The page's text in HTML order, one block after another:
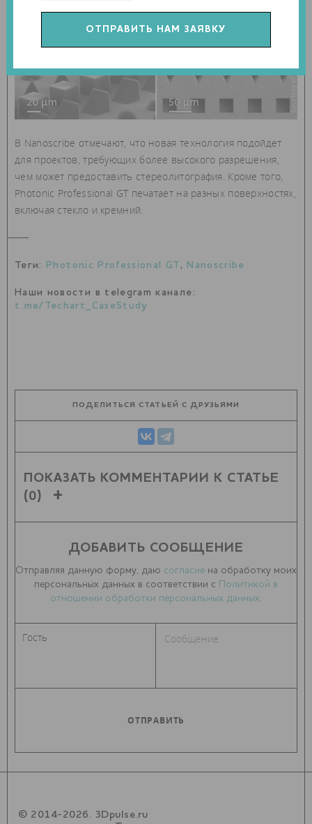
В Nanoscribe отмечают, что новая технология подойдет
для проектов, требующих более высокого разрешения,
чем может предоставить стереолитография. Кроме того,
Photonic Professional GT печатает на разных поверхностях,
включая стекло и кремний.
Теги: Photonic Professional GT , Nanoscribe
Наши новости в telegram канале:
t.me/Techart_CaseStudy
ПОДЕЛИТЬСЯ СТАТЬЕЙ С ДРУЗЬЯМИ
ПОКАЗАТЬ КОММЕНТАРИИ К СТАТЬЕ
(0)
ДОБАВИТЬ СООБЩЕНИЕ
Отправляя данную форму, даю согласие на обработку моих
персональных данных в соответствии с
Политикой в
отношении обработки персональных данных.
© 2014-2026. 3Dpulse.ru